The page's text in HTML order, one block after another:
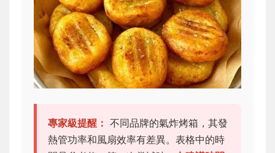
專家級提醒： 不同品牌的氣炸烤箱，其發
熱管功率和風扇效率有差異。表格中的時